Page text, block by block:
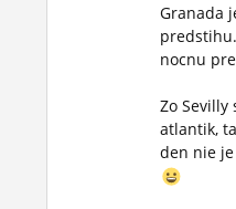
Granada
nocnu
Zo
atlantik,
den nie